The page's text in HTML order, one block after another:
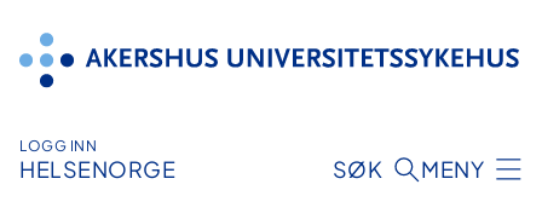
innhold
LOGG INN
HELSENORGE SØK MENY